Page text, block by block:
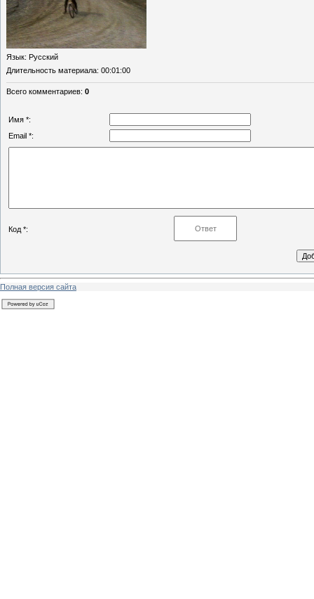
Язык: Русский
Длительность материала: 00:01:00
Всего комментариев: 0
Имя *:
Email *:
Код *:
Полная версия сайта